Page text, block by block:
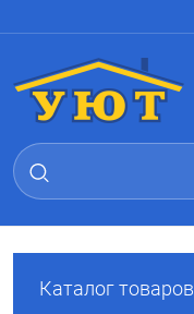
Каталог товаров